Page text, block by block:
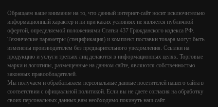
Обращаем ваше внимание на то, что данный интернет-сайт носит исключительно
информационный характер и ни при каких условиях не является публичной
офертой, определяемой положениями Статьи 437 Гражданского кодекса РФ.
Технические параметры (спецификация) и комплект поставки товара могут быть
изменены производителем без предварительного уведомления. Ссылки на
продукцию и услуги третьих лиц делаются в информационных целях. Торговые
марки и логотипы, размещенные на данном сайте, являются собственностью
законных правообладателей.
Мы получаем и обрабатываем персональные данные посетителей нашего сайта в
соответствии с официальной политикой. Если вы не даете согласия на обработку
своих персональных данных,вам необходимо покинуть наш сайт.